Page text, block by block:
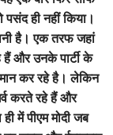
पसंद ही नहीं किया।
है। एक तरफ जहां
हैं और उनके पार्टी के
कर रहे है। लेकिन
करते रहे हैं और
में पीएम मोदी जब